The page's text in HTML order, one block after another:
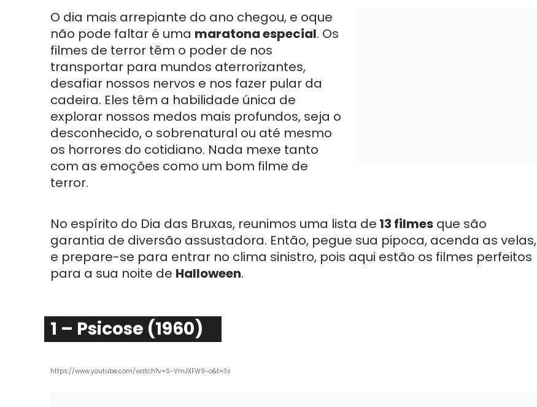
O dia mais arrepiante do ano chegou, e oque
não pode faltar é uma maratona especial. Os
filmes de terror têm o poder de nos
transportar para mundos aterrorizantes,
desafiar nossos nervos e nos fazer pular da
cadeira. Eles têm a habilidade única de
explorar nossos medos mais profundos, seja o
desconhecido, o sobrenatural ou até mesmo
os horrores do cotidiano. Nada mexe tanto
com as emoções como um bom filme de
terror.
No espírito do Dia das Bruxas, reunimos uma lista de 13 filmes que são
garantia de diversão assustadora. Então, pegue sua pipoca, acenda as velas,
e prepare-se para entrar no clima sinistro, pois aqui estão os filmes perfeitos
para a sua noite de Halloween.
1 – Psicose (1960)
https://www.youtube.com/watch?v=S-VmJXFW9-o&t=3s